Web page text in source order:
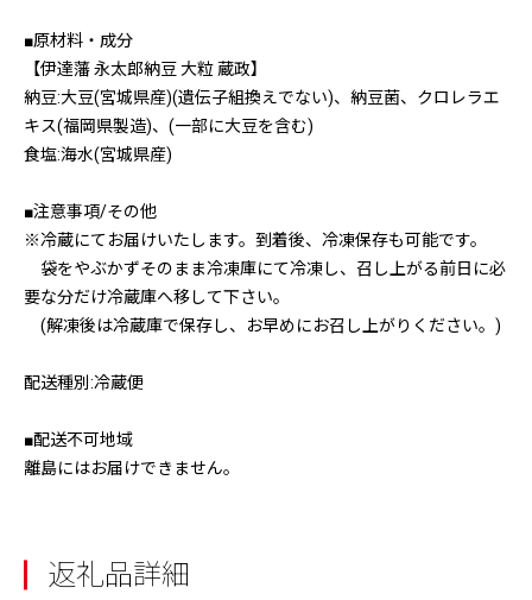
■原材料・成分
【伊達藩 永太郎納豆 大粒 蔵政】
納豆:大豆(宮城県産)(遺伝子組換えでない)、納豆菌、クロレラエ
キス(福岡県製造)、(一部に大豆を含む)
食塩:海水(宮城県産)
■注意事項/その他
※冷蔵にてお届けいたします。到着後、冷凍保存も可能です。
袋をやぶかずそのまま冷凍庫にて冷凍し、召し上がる前日に必
要な分だけ冷蔵庫へ移して下さい。
(解凍後は冷蔵庫で保存し、お早めにお召し上がりください。)
配送種別:冷蔵便
■配送不可地域
離島にはお届けできません。
返礼品詳細